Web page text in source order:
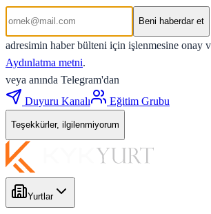
Beni haberdar et
adresimin haber bülteni için işlenmesine onay
Aydınlatma metni.
veya anında Telegram'dan
Duyuru Kanalı
Eğitim Grubu
Teşekkürler, ilgilenmiyorum
Yurtlar